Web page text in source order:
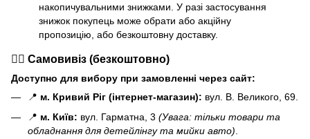
накопичувальними знижками. У разі застосування
знижок покупець може обрати або акційну
пропозицію, або безкоштовну доставку.
🏃‍♂️ Самовивіз (безкоштовно)
Доступно для вибору при замовленні через сайт:
📍 м. Кривий Ріг (інтернет-магазин): вул. В. Великого, 69.
📍 м. Київ: вул. Гарматна, 3 (Увага: тільки товари та
обладнання для детейлінгу та мийки авто)